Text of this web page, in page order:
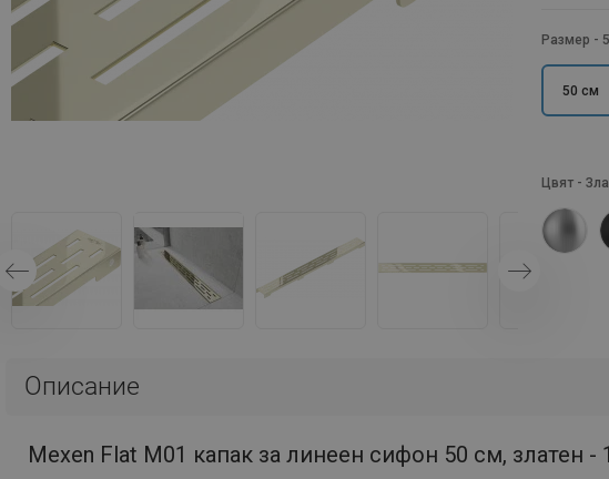
Размер -
50 см
Цвят -
Описание
Mexen Flat M01 капак за линеен сифон 50 см, златен -